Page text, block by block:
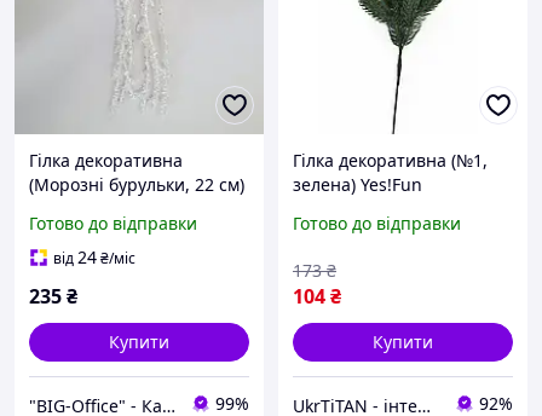
Гілка декоративна
(Морозні бурульки, 22 см)
Готово до відправки
від24₴/міс
235₴
Купити
"BIG-Office" - Канцтовари, рюкзаки та товари для творчості! 99%
Гілка декоративна (№1,
зелена) Yes!Fun
Готово до відправки
104₴
173 ₴
Купити
UkrTiTAN - інтернет-магазин електроніки та комп'ютерної техніки 92%